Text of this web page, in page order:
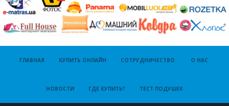
ГЛАВНАЯ КУПИТЬ ОНЛАЙН СОТРУДНИЧЕСТВО О НАС
НОВОСТИ ГДЕ КУПИТЬ? ТЕСТ ПОДУШЕК